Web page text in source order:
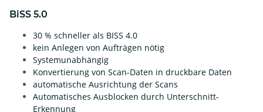
BiSS 5.0
30 % schneller als BISS 4.0
kein Anlegen von Aufträgen nötig
Systemunabhängig
Konvertierung von Scan-Daten in druckbare Daten
automatische Ausrichtung der Scans
Automatisches Ausblocken durch Unterschnitt-
Erkennung